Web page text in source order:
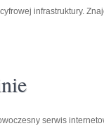
infrastruktury.
serwis